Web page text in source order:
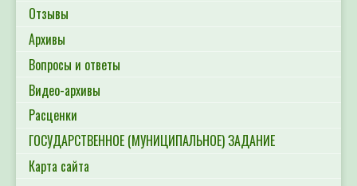
Отзывы
Архивы
Вопросы и ответы
Видео-архивы
Расценки
ГОСУДАРСТВЕННОЕ (МУНИЦИПАЛЬНОЕ) ЗАДАНИЕ
Карта сайта